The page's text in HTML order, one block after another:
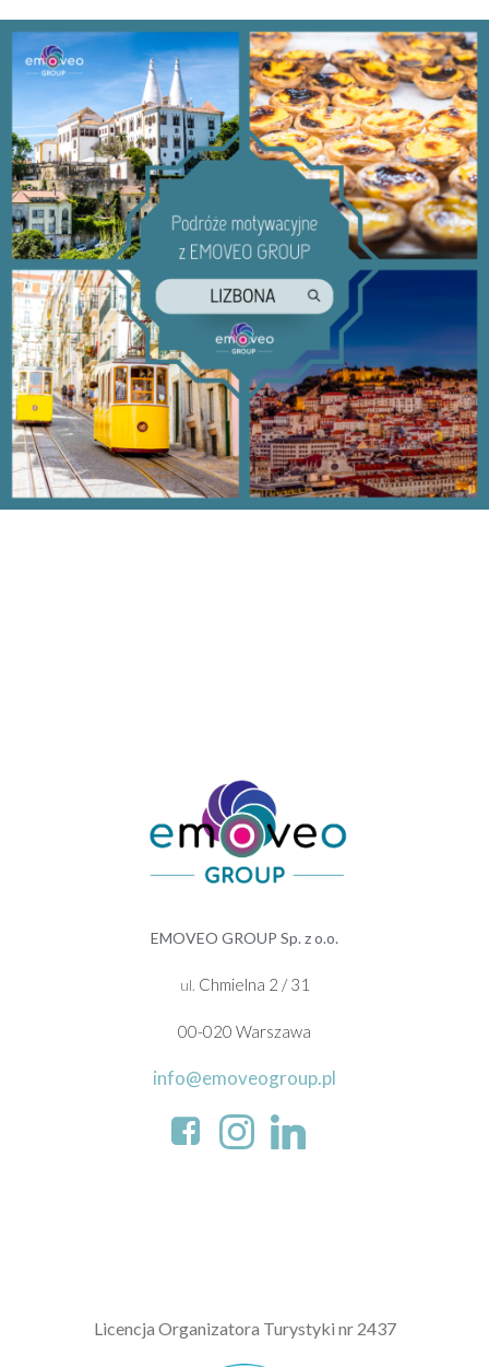
EMOVEO GROUP Sp. z o.o.
ul. Chmielna 2 / 31
00-020 Warszawa
info@emoveogroup.pl
Licencja Organizatora Turystyki nr 2437